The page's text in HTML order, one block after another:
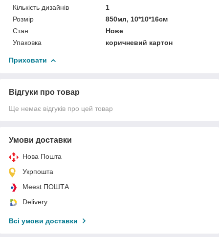
Кількість дизайнів
1
Розмір
850мл, 10*10*16см
Стан
Нове
Упаковка
коричневий картон
Приховати
Відгуки про товар
Ще немає відгуків про цей товар
Умови доставки
Нова Пошта
Укрпошта
Meest ПОШТА
Delivery
Всі умови доставки